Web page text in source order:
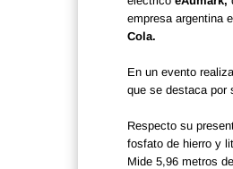
empresa argentina
Cola.
En un evento
que se destaca por
Respecto su
fosfato de hierro y
Mide 5,96 metros